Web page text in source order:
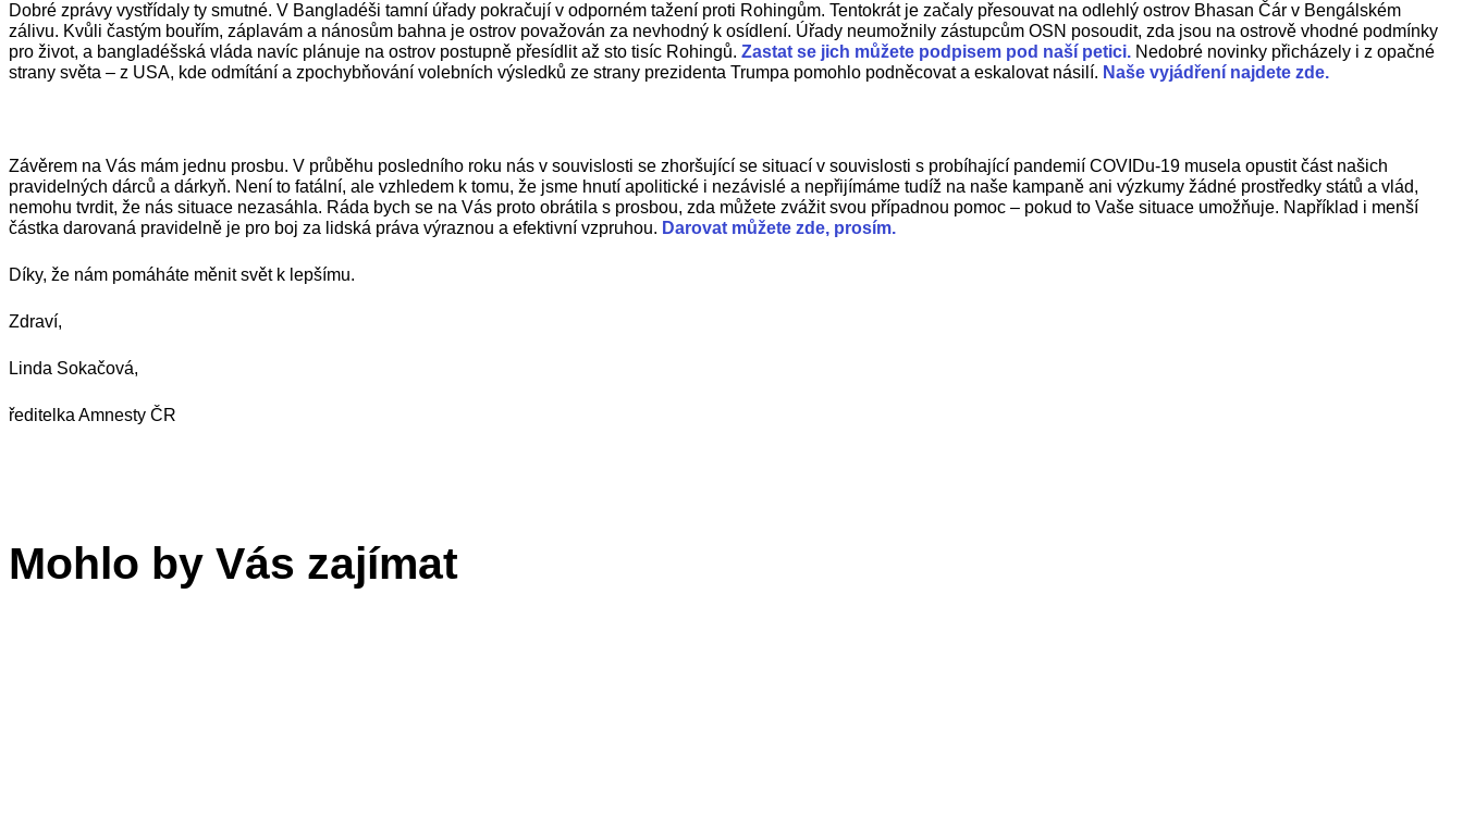
Dobré zprávy vystřídaly ty smutné. V Bangladéši tamní úřady pokračují v odporném tažení proti Rohingům. Tentokrát je začaly přesouvat na odlehlý ostrov Bhasan Čár v Bengálském
zálivu. Kvůli častým bouřím, záplavám a nánosům bahna je ostrov považován za nevhodný k osídlení. Úřady neumožnily zástupcům OSN posoudit, zda jsou na ostrově vhodné podmínky
pro život, a bangladéšská vláda navíc plánuje na ostrov postupně přesídlit až sto tisíc Rohingů. Zastat se jich můžete podpisem pod naší petici. Nedobré novinky přicházely i z opačné
strany světa – z USA, kde odmítání a zpochybňování volebních výsledků ze strany prezidenta Trumpa pomohlo podněcovat a eskalovat násilí. Naše vyjádření najdete zde.
Závěrem na Vás mám jednu prosbu. V průběhu posledního roku nás v souvislosti se zhoršující se situací v souvislosti s probíhající pandemií COVIDu-19 musela opustit část našich
pravidelných dárců a dárkyň. Není to fatální, ale vzhledem k tomu, že jsme hnutí apolitické i nezávislé a nepřijímáme tudíž na naše kampaně ani výzkumy žádné prostředky států a vlád,
nemohu tvrdit, že nás situace nezasáhla. Ráda bych se na Vás proto obrátila s prosbou, zda můžete zvážit svou případnou pomoc – pokud to Vaše situace umožňuje. Například i menší
částka darovaná pravidelně je pro boj za lidská práva výraznou a efektivní vzpruhou. Darovat můžete zde, prosím.
Díky, že nám pomáháte měnit svět k lepšímu.
Zdraví,
Linda Sokačová,
ředitelka Amnesty ČR
Mohlo by Vás zajímat